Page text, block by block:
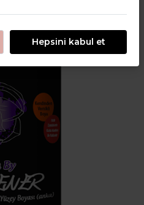
Hepsini kabul et